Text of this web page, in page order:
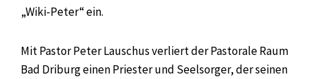
„Wiki-Peter“ ein.
Mit Pastor Peter Lauschus verliert der Pastorale Raum
Bad Driburg einen Priester und Seelsorger, der seinen